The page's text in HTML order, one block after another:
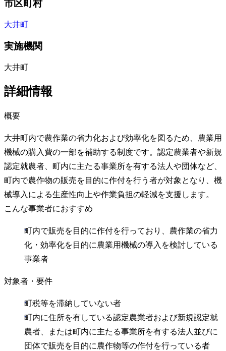
市区町村
大井町
実施機関
大井町
詳細情報
概要
大井町内で農作業の省力化および効率化を図るため、農業用
機械の購入費の一部を補助する制度です。認定農業者や新規
認定就農者、町内に主たる事業所を有する法人や団体など、
町内で農作物の販売を目的に作付を行う者が対象となり、機
械導入による生産性向上や作業負担の軽減を支援します。
こんな事業者におすすめ
町内で販売を目的に作付を行っており、農作業の省力
化・効率化を目的に農業用機械の導入を検討している
事業者
対象者・要件
町税等を滞納していない者
町内に住所を有している認定農業者および新規認定就
農者、または町内に主たる事業所を有する法人並びに
団体で販売を目的に農作物等の作付を行っている者